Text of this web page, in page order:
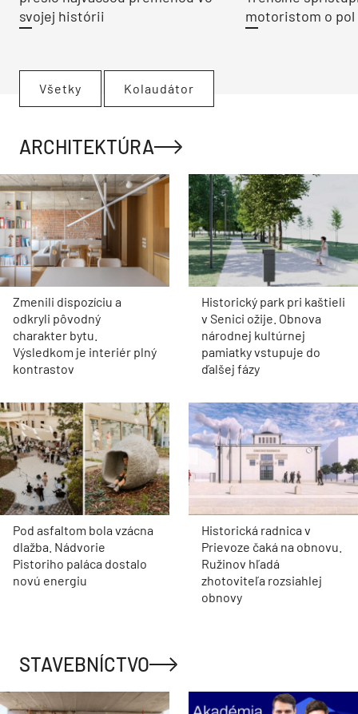
svojej histórii
motoristom o pol
Všetky Kolaudátor
ARCHITEKTÚRA
Zmenili dispozíciu a
odkryli pôvodný
charakter bytu.
Výsledkom je interiér plný
kontrastov
Historický park pri kaštieli
v Senici ožije. Obnova
národnej kultúrnej
pamiatky vstupuje do
ďalšej fázy
Pod asfaltom bola vzácna
dlažba. Nádvorie
Pistoriho paláca dostalo
novú energiu
Historická radnica v
Prievoze čaká na obnovu.
Ružinov hľadá
zhotoviteľa rozsiahlej
obnovy
STAVEBNÍCTVO